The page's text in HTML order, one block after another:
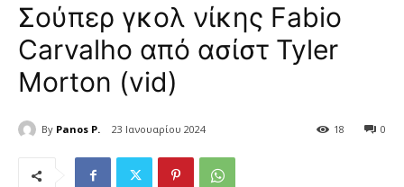
Σούπερ γκολ νίκης Fabio
Carvalho από ασίστ Tyler
Morton (vid)
By Panos P. 23 Ιανουαρίου 2024 0
18